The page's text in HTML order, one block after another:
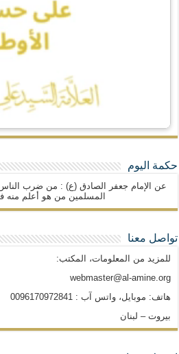
حكمة اليوم
عن الإمام جعفر الصادق (ع) : من ضرب
المسلمين من هو أعلم منه
تواصل معنا
للمزيد من المعلومات، المكتب:
webmaster@al-amine.org
هاتف: موبايل، واتس آب : 0096170972841
بيروت – لبنان